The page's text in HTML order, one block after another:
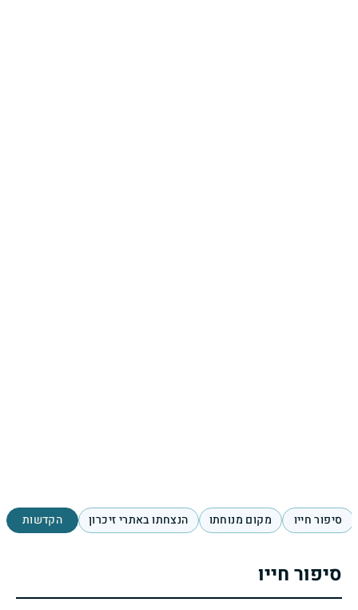
סיפור חייו מקום מנוחתו הנצחתו באתרי זיכרון הקדשות
סיפור חייו